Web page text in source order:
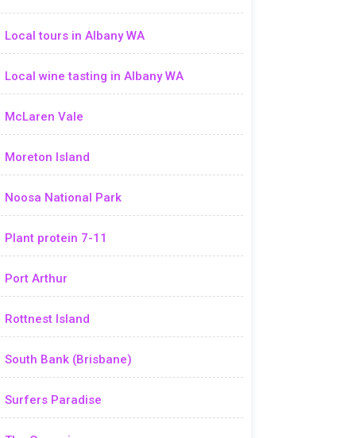
Local tours in Albany WA
Local wine tasting in Albany WA
McLaren Vale
Moreton Island
Noosa National Park
Plant protein 7-11
Port Arthur
Rottnest Island
South Bank (Brisbane)
Surfers Paradise